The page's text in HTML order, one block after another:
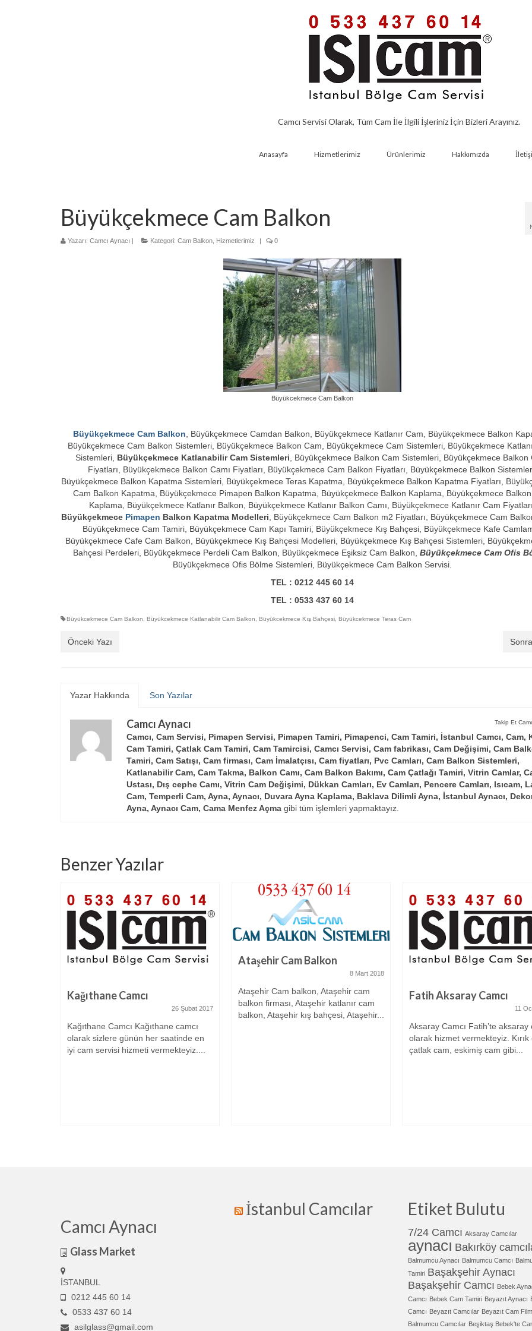
Camcı Servisi Olarak, Tüm Cam İle İlgili İşleriniz İçin Bizleri Arayınız.
Anasayfa Hizmetlerimiz Ürünlerimiz Hakkımızda
Büyükçekmece Cam Balkon
Yazarı: Camcı Aynacı | Kategori: Cam Balkon Hizmetlerimiz | 0
Büyükcekmece Cam Balkon
Büyükçekmece Cam Balkon , Büyükçekmece Camdan Balkon, Büyükçekmece Katlanır Cam, Büyükçekmece Balkon
Büyükçekmece Cam Balkon Sistemleri, Büyükçekmece Balkon Cam, Büyükçekmece Cam Sistemleri, Büyükçekmece
Sistemleri, Büyükçekmece Katlanabilir Cam Sistemleri , Büyükçekmece Balkon Cam Sistemleri, Büyükçekmece Balkon
Fiyatları, Büyükçekmece Balkon Camı Fiyatları, Büyükçekmece Cam Balkon Fiyatları, Büyükçekmece Balkon
Büyükçekmece Balkon Kapatma Sistemleri, Büyükçekmece Teras Kapatma, Büyükçekmece Balkon Kapatma Fiyatları,
Cam Balkon Kapatma, Büyükçekmece Pimapen Balkon Kapatma, Büyükçekmece Balkon Kaplama, Büyükçekmece
Kaplama, Büyükçekmece Katlanır Balkon, Büyükçekmece Katlanır Balkon Camı, Büyükçekmece Katlanır Cam Fiyatları,
Büyükçekmece Pimapen Balkon Kapatma Modelleri , Büyükçekmece Cam Balkon m2 Fiyatları, Büyükçekmece Cam
Büyükçekmece Cam Tamiri, Büyükçekmece Cam Kapı Tamiri, Büyükçekmece Kış Bahçesi, Büyükçekmece Kafe
Büyükçekmece Cafe Cam Balkon, Büyükçekmece Kış Bahçesi Modelleri, Büyükçekmece Kış Bahçesi Sistemleri,
Bahçesi Perdeleri, Büyükçekmece Perdeli Cam Balkon, Büyükçekmece Eşiksiz Cam Balkon,Büyükçekmece Cam Ofis
Büyükçekmece Ofis Bölme Sistemleri, Büyükçekmece Cam Balkon Servisi.
TEL : 0212 445 60 14
TEL : 0533 437 60 14
Büyükcekmece Cam Balkon Büyükcekmece Katlanabilir Cam Balkon Büyükcekmece Kış Bahçesi Büyükcekmece Teras Cam
Önceki Yazı
Yazar Hakkında Son Yazılar
Takip Et
Camcı Aynacı
Camcı, Cam Servisi, Pimapen Servisi, Pimapen Tamiri, Pimapenci, Cam Tamiri, İstanbul Camcı, Cam,
Cam Tamiri, Çatlak Cam Tamiri, Cam Tamircisi, Camcı Servisi, Cam fabrikası, Cam Değişimi, Cam
Tamiri, Cam Satışı, Cam firması, Cam İmalatçısı, Cam fiyatları, Pvc Camları, Cam Balkon Sistemleri,
Katlanabilir Cam, Cam Takma, Balkon Camı, Cam Balkon Bakımı, Cam Çatlağı Tamiri, Vitrin Camlar,
Ustası, Dış cephe Camı, Vitrin Cam Değişimi, Dükkan Camları, Ev Camları, Pencere Camları, Isıcam,
Cam, Temperli Cam, Ayna, Aynacı, Duvara Ayna Kaplama, Baklava Dilimli Ayna, İstanbul Aynacı,
Ayna, Aynacı Cam, Cama Menfez Açma gibi tüm işlemleri yapmaktayız.
Benzer Yazılar
Kağıthane Camcı
26 Şubat 2017
Kağıthane Camcı Kağıthane camcı
olarak sizlere günün her saatinde en
iyi cam servisi hizmeti vermekteyiz....
Ataşehir Cam Balkon
8 Mart 2018
Ataşehir Cam balkon, Ataşehir cam
balkon firması, Ataşehir katlanır cam
balkon, Ataşehir kış bahçesi, Ataşehir...
Fatih Aksaray Camcı
11
Aksaray Camcı Fatih’te aksaray
olarak hizmet vermekteyiz. Kırık
çatlak cam, eskimiş cam gibi...
Camcı Aynacı
Glass Market
İSTANBUL
0212 445 60 14
0533 437 60 14
asilglass@gmail.com
İstanbul Camcılar Etiket Bulutu
7/24 Camcı Aksaray Camcılar
aynacı Bakırköy
Balmumcu Aynacı Balmumcu Camcı
Tamiri Başakşehir Aynacı
Başakşehir Camcı Bebek
Camcı Bebek Cam Tamiri Beyazıt Aynacı
Camcı Beyazıt Camcılar Beyazıt Cam
Balmumcu Camcılar Beşiktaş Bebek'te